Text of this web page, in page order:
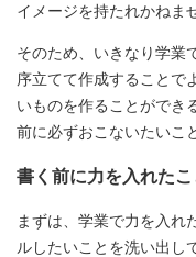
イメージを持たれかねま
そのため、いきなり学業
序立てて作成することで
いものを作ることができ
前に必ずおこないたいこ
書く前に力を入れた
まずは、学業で力を入れ
ルしたいことを洗い出し